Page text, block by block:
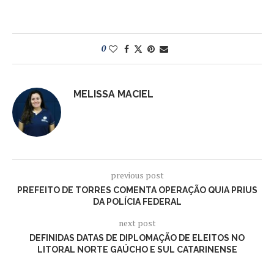
0
MELISSA MACIEL
previous post
PREFEITO DE TORRES COMENTA OPERAÇÃO QUIA PRIUS
DA POLÍCIA FEDERAL
next post
DEFINIDAS DATAS DE DIPLOMAÇÃO DE ELEITOS NO
LITORAL NORTE GAÚCHO E SUL CATARINENSE